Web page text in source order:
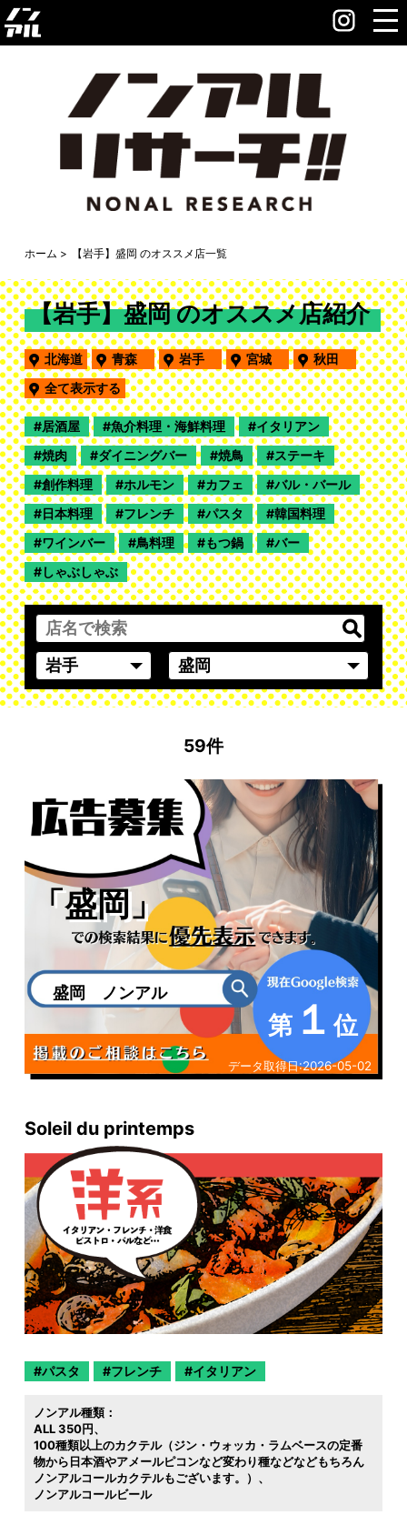
ホーム 【岩手】盛岡 のオススメ店一覧
【岩手】盛岡 のオススメ店紹介
北海道 青森 岩手 宮城
秋田
全て表示する
居酒屋 魚介料理・海鮮料理
イタリアン
焼肉
ダイニングバー 焼鳥
ステーキ
創作料理
ホルモン カフェ
バル・バール
日本料理
フレンチ パスタ
韓国料理
ワインバー
鳥料理 もつ鍋
バー
しゃぶしゃぶ
59件
「盛岡」
盛岡 ノンアル
第１ 位
データ取得日:2026-05-02
Soleil du printemps
パスタ フレンチ イタリアン
ノンアル種類：
ALL 350円
100種類以上のカクテル（ジン・ウォッカ・ラムベースの定番
物から日本酒やアメールピコンなど変わり種などなどもちろん
ノンアルコールカクテルもございます。）
ノンアルコールビール